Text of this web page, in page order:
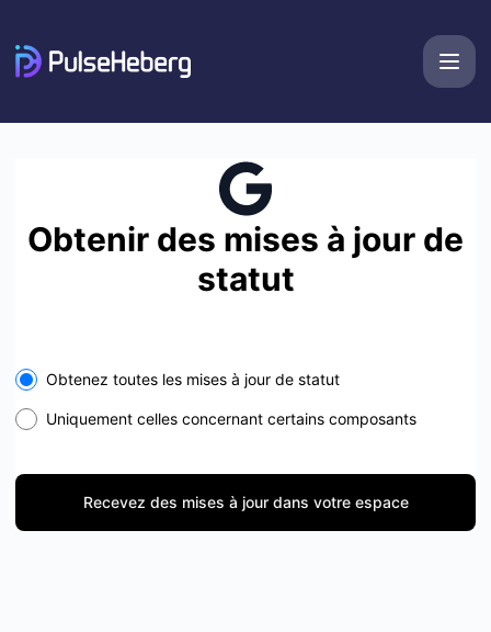
Obtenir des mises à jour de
statut
Select the components you want to receive updates for
Obtenez toutes les mises à jour de statut
Uniquement celles concernant certains composants
Recevez des mises à jour dans votre espace